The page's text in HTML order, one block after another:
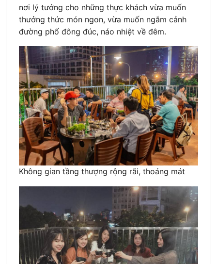
nơi lý tưởng cho những thực khách vừa muốn
thưởng thức món ngon, vừa muốn ngắm cảnh
đường phố đông đúc, náo nhiệt về đêm.
Không gian tầng thượng rộng rãi, thoáng mát